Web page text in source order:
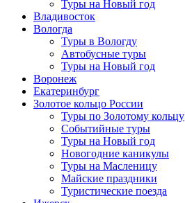
Туры на Новый год
Владивосток
Вологда
Туры в Вологду
Автобусные туры
Туры на Новый год
Воронеж
Екатеринбург
Золотое кольцо России
Туры по Золотому кольцу
Событийные туры
Туры на Новый год
Новогодние каникулы
Туры на Масленицу
Майские праздники
Туристические поезда